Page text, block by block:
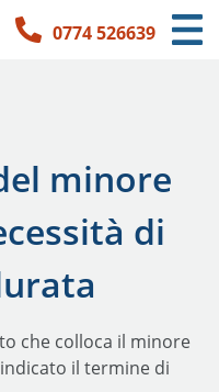
per l'accessibilità
ai contenuti principali
ai contatti0774 526639
minore
di
che colloca il minore
il termine di